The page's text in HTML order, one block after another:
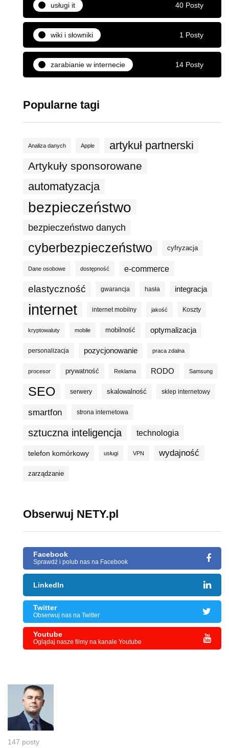
usługi it 40 Posty
wiki i słowniki 1 Posty
zarabianie w internecie 14 Posty
Popularne tagi
Analiza danych Apple artykuł partnerski
Artykuły sponsorowane
automatyzacja
bezpieczeństwo
bezpieczeństwo danych
cyberbezpieczeństwo cyfryzacja
Dane osobowe dostępność e-commerce
elastyczność gwarancja hasła integracja
internet internet mobilny jakość Koszty
kryptowaluty mobile mobilność optymalizacja
personalizacja pozycjonowanie praca zdalna
procesor prywatność Reklama RODO Samsung
SEO serwery skalowalność sklep internetowy
smartfon strona internetowa
sztuczna inteligencja technologia
telefon komórkowy usługi VPN wydajność
zarządzanie
Obserwuj NETY.pl
Facebook
Sprawdź i polub nas na Facebook
LinkedIn
Twitter
Obserwuj nas na Twitter
Youtube
Oglądaj nasze filmy na kanale Youtube
147 posty